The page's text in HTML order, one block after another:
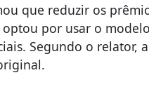
que reduzir os
por usar o
Segundo o relator,